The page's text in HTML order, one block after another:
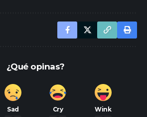
¿Qué opinas?
Sad Cry Wink